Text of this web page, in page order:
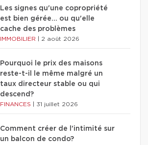
Les signes qu'une copropriété
est bien gérée… ou qu'elle
cache des problèmes
IMMOBILIER 2 août 2026
Pourquoi le prix des maisons
reste-t-il le même malgré un
taux directeur stable ou qui
descend?
FINANCES 31 juillet 2026
Comment créer de l'intimité sur
un balcon de condo?